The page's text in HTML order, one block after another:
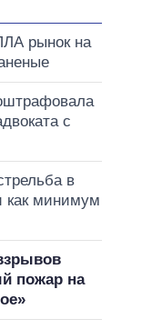
рынок на
с
в
как минимум
пожар на